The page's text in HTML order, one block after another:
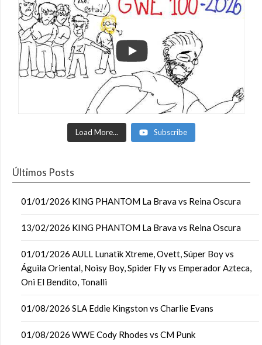
Load More... Subscribe
Últimos Posts
01/01/2026 KING PHANTOM La Brava vs Reina Oscura
13/02/2026 KING PHANTOM La Brava vs Reina Oscura
01/01/2026 AULL Lunatik Xtreme, Ovett, Súper Boy vs
Águila Oriental, Noisy Boy, Spider Fly vs Emperador Azteca,
Oni El Bendito, Tonalli
01/08/2026 SLA Eddie Kingston vs Charlie Evans
01/08/2026 WWE Cody Rhodes vs CM Punk